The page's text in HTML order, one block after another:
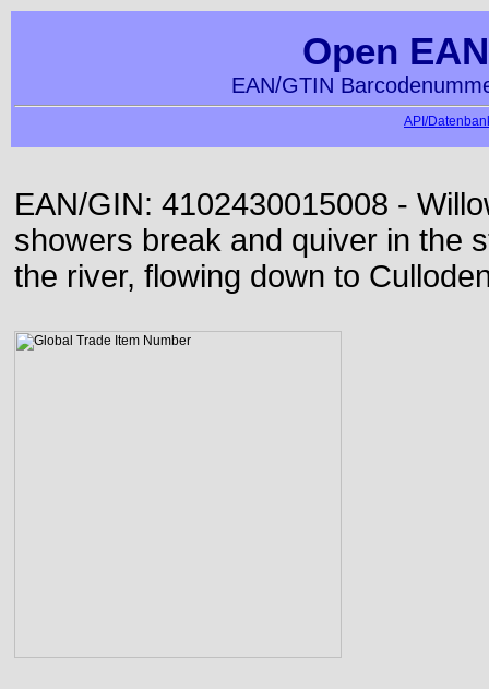
Open
EAN/GTIN
API/
EAN/GIN: 4102430015008 -
showers break and quiver in the
the river, flowing down to